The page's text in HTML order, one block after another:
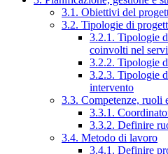
3.1. Obiettivi del
3.2. Tipologie di
3.2.1. Tipologie
coinvolti nel
3.2.2. Tipologie
3.2.3. Tipologie
intervento
3.3. Competenze, ruoli
3.3.1.
3.3.2. Definire
3.4. Metodo di lavoro
3.4.1. Definire